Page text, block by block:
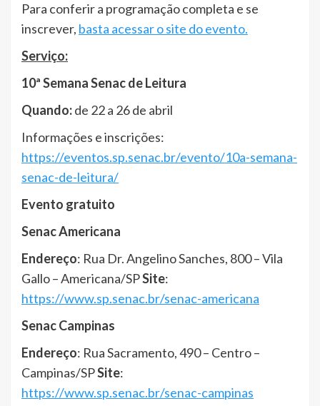
Para conferir a programação completa e se
inscrever, basta acessar o site do evento.
Serviço:
10ª Semana Senac de Leitura
Quando:de 22 a 26 de abril
Informações e inscrições:
https://eventos.sp.senac.br/evento/10a-semana-
senac-de-leitura/
Evento gratuito
Senac Americana
Endereço: Rua Dr. Angelino Sanches, 800 – Vila
Gallo – Americana/SPSite:
https://www.sp.senac.br/senac-americana
Senac Campinas
Endereço: Rua Sacramento, 490 – Centro –
Campinas/SPSite:
https://www.sp.senac.br/senac-campinas